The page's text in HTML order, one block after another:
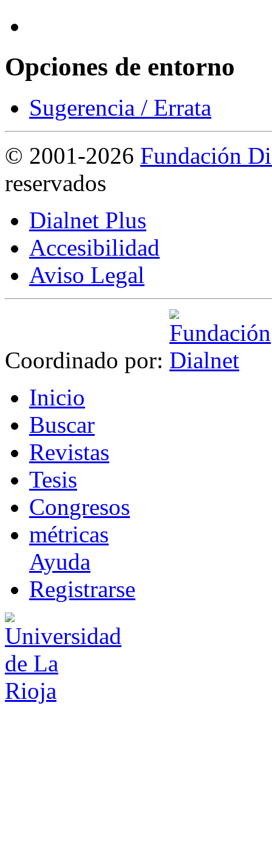
Opciones de entorno
Sugerencia / Errata
© 2001-2026 Fundación
reservados
Dialnet Plus
Accesibilidad
Aviso Legal
Coordinado por:
Inicio
Buscar
Revistas
Tesis
Congresos
métricas
Ayuda
Registrarse